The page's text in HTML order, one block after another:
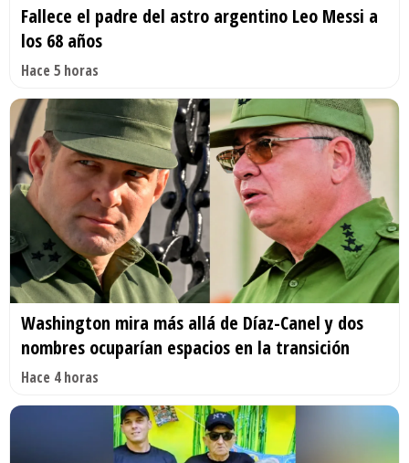
Fallece el padre del astro argentino Leo Messi a
los 68 años
Hace 5 horas
Washington mira más allá de Díaz-Canel y dos
nombres ocuparían espacios en la transición
Hace 4 horas